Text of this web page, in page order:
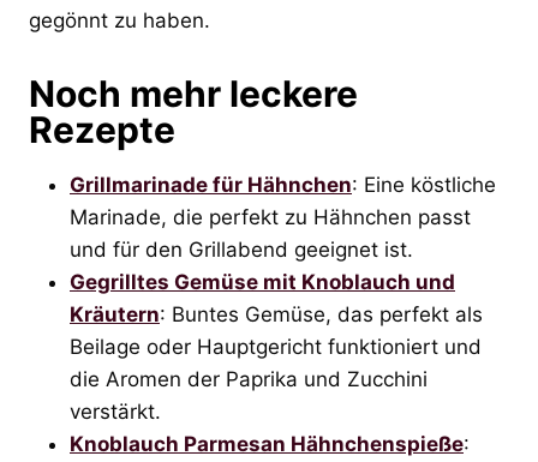
gegönnt zu haben.
Noch mehr leckere
Rezepte
Grillmarinade für Hähnchen: Eine köstliche
Marinade, die perfekt zu Hähnchen passt
und für den Grillabend geeignet ist.
Gegrilltes Gemüse mit Knoblauch und
Kräutern: Buntes Gemüse, das perfekt als
Beilage oder Hauptgericht funktioniert und
die Aromen der Paprika und Zucchini
verstärkt.
Knoblauch Parmesan Hähnchenspieße: